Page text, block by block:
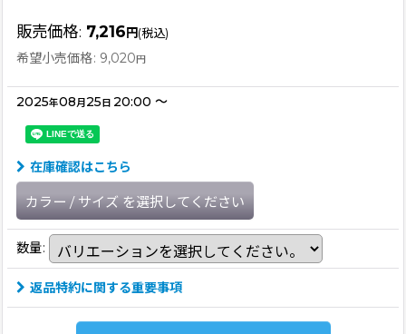
販売価格: 7,216円(税込)
希望小売価格: 9,020 円
2025年08月 25 日 20:00 ～
在庫確認はこちら
カラー / サイズ を選択してください
数量:
返品特約に関する重要事項